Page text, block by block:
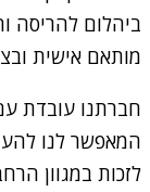
ביהלום להריסה
מותאם אישית
חברתנו עובדת
המאפשר לנו
לזכות במגוון